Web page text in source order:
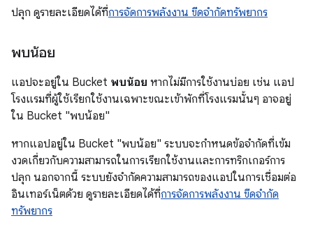
ปลุก ดูรายละเอียดได้ที่การจัดการพลังงาน ขีดจำกัดทรัพยากร
พบน้อย
แอปจะอยู่ใน Bucket พบน้อย หากไม่มีการใช้งานบ่อย เช่น แอป
โรงแรมที่ผู้ใช้เรียกใช้งานเฉพาะขณะเข้าพักที่โรงแรมนั้นๆ อาจอยู่
ใน Bucket "พบน้อย"
หากแอปอยู่ใน Bucket "พบน้อย" ระบบจะกำหนดข้อจำกัดที่เข้ม
งวดเกี่ยวกับความสามารถในการเรียกใช้งานและการทริกเกอร์การ
ปลุก นอกจากนี้ ระบบยังจำกัดความสามารถของแอปในการเชื่อมต่อ
อินเทอร์เน็ตด้วย ดูรายละเอียดได้ที่การจัดการพลังงาน ขีดจำกัด
ทรัพยากร